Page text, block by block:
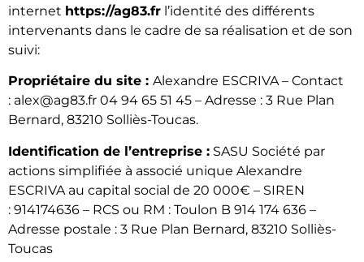
internet https://ag83.fr l’identité des différents
intervenants dans le cadre de sa réalisation et de son
suivi:
Propriétaire du site : Alexandre ESCRIVA – Contact
: alex@ag83.fr 04 94 65 51 45 – Adresse : 3 Rue Plan
Bernard, 83210 Solliès-Toucas.
Identification de l’entreprise : SASU Société par
actions simplifiée à associé unique Alexandre
ESCRIVA au capital social de 20 000€ – SIREN
: 914174636 – RCS ou RM : Toulon B 914 174 636 –
Adresse postale : 3 Rue Plan Bernard, 83210 Solliès-
Toucas